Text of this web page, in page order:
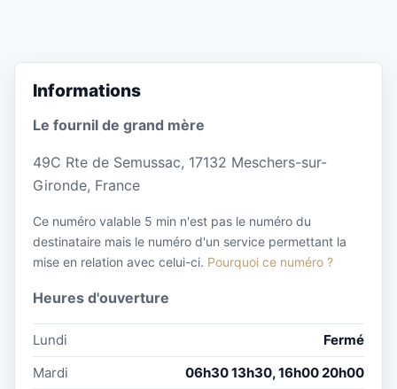
Informations
Le fournil de grand mère
49C Rte de Semussac, 17132 Meschers-sur-
Gironde, France
Ce numéro valable 5 min n'est pas le numéro du
destinataire mais le numéro d'un service permettant la
mise en relation avec celui-ci. Pourquoi ce numéro ?
Heures d'ouverture
Lundi
Fermé
Mardi
06h30 13h30, 16h00 20h00